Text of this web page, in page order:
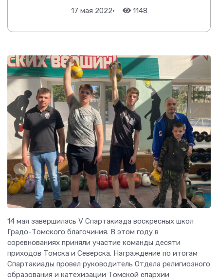
17 мая 2022• 1148
14 мая завершилась V Спартакиада воскресных школ
Градо-Томского благочиния. В этом году в
соревнованиях приняли участие команды десяти
приходов Томска и Северска. Награждение по итогам
Спартакиады провел руководитель Отдела религиозного
образования и катехизации Томской епархии